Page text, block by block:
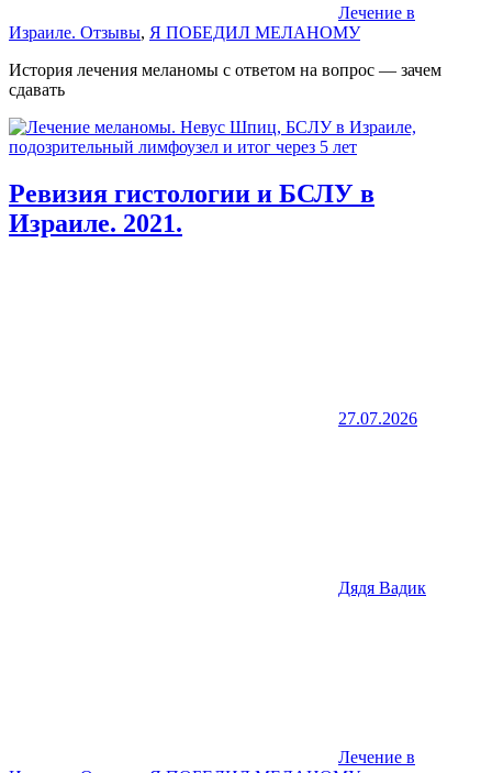
Лечение в
Израиле. Отзывы, Я ПОБЕДИЛ МЕЛАНОМУ
История лечения меланомы с ответом на вопрос — зачем
сдавать
Ревизия гистологии и БСЛУ в
Израиле. 2021.
27.07.2026
Дядя Вадик
Лечение в